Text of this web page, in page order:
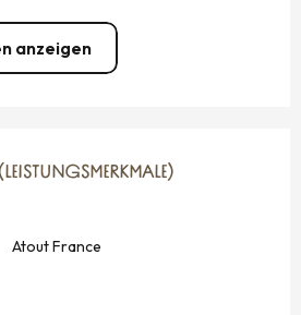
anzeigen
Atout France